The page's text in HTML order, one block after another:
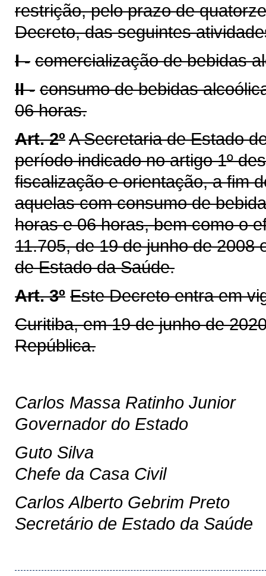
restrição, pelo prazo de
Decreto, das seguintes
I - comercialização de bebidas
II - consumo de bebidas
06 horas.
Art. 2ºA Secretaria de Estado
período indicado no artigo 1º
fiscalização e orientação, a fim
aquelas com consumo de
horas e 06 horas, bem como o
11.705, de 19 de junho de 2008
de Estado da Saúde.
Art. 3º Este Decreto entra em
Curitiba, em 19 de junho de
República.
Carlos Massa Ratinho Junior
Governador do Estado
Guto Silva
Chefe da Casa Civil
Carlos Alberto Gebrim Preto
Secretário de Estado da Saúde